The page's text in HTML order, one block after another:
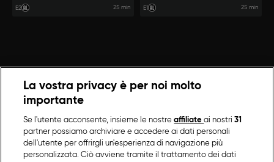
E2 25 min E1 25 min
La vostra privacy è per noi molto
importante
Se l'utente acconsente, insieme le nostreaffiliateai nostri31
partner possiamo archiviare e accedere ai dati personali
dell'utente per offrirgli un'esperienza di navigazione più
personalizzata. Ciò avviene tramite il trattamento dei dati